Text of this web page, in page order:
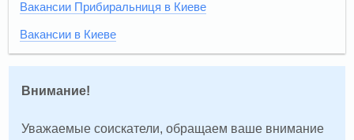
Вакансии Прибиральниця в Киеве
Вакансии в Киеве
Внимание!
Уважаемые соискатели, обращаем ваше внимание